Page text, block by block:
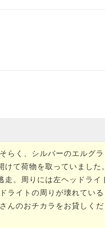
らく、シルバーのエルグ
て荷物を取っていました
。周りには左ヘッドライ
ライトの周りが壊れてい
んのおチカラをお貸しく